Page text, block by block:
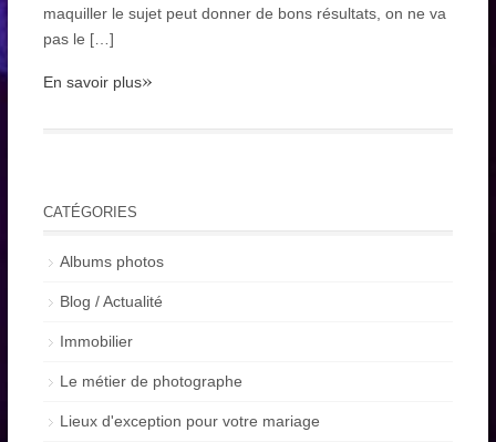
maquiller le sujet peut donner de bons résultats, on ne va
pas le […]
En savoir plus»
CATÉGORIES
Albums photos
Blog / Actualité
Immobilier
Le métier de photographe
Lieux d'exception pour votre mariage